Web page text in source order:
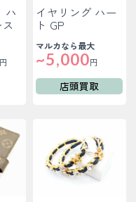
ハ
円
イヤリング ハー
ト GP
マルカなら最大
~5,000円
店頭買取